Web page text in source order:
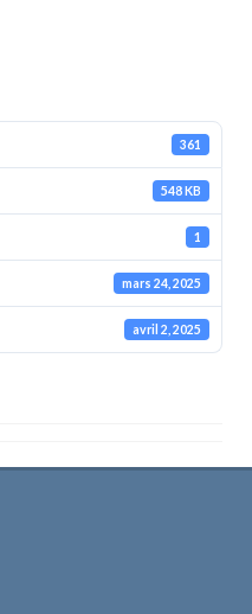
361
548 KB
1
mars 24, 2025
avril 2, 2025